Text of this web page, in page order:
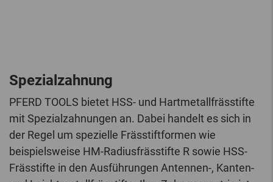
Spezialzahnung
PFERD TOOLS bietet HSS- und Hartmetallfrässtifte
mit Spezialzahnungen an. Dabei handelt es sich in
der Regel um spezielle Frässtiftformen wie
beispielsweise HM-Radiusfrässtifte R sowie HSS-
Frässtifte in den Ausführungen Antennen-, Kanten-